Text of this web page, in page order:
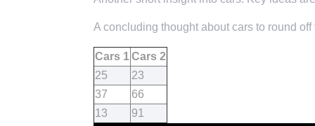
A concluding thought about cars to round off
Cars 1Cars 2
25
23
37
66
13
91